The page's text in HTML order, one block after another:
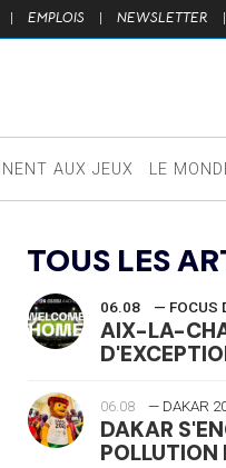
| EMPLOIS | NEWSLETTER |
AUX JEUX LE
TOUS LES
06.08 — FOCUS
AIX-LA-
06.08 — DAKAR
DAKAR
POLLUTION